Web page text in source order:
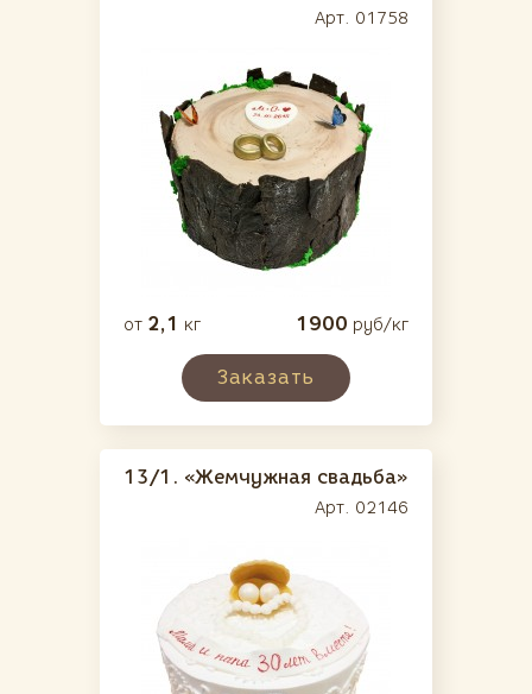
Арт. 01758
от 2,1 кг 1900 руб/кг
Заказать
13/1. «Жемчужная свадьба»
Арт. 02146